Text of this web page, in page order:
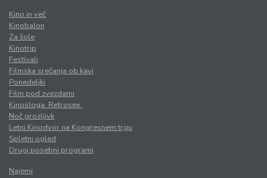
Kino in več
Kinobalon
Za šole
Kinotrip
Festivali
Filmska srečanja ob kavi
Ponedeljki
Film pod zvezdami
Kinosloga. Retrosex.
Noč grozljivk
Letni Kinodvor na Kongresnem trgu
Spletni ogled
Drugi posebni programi
Najemi